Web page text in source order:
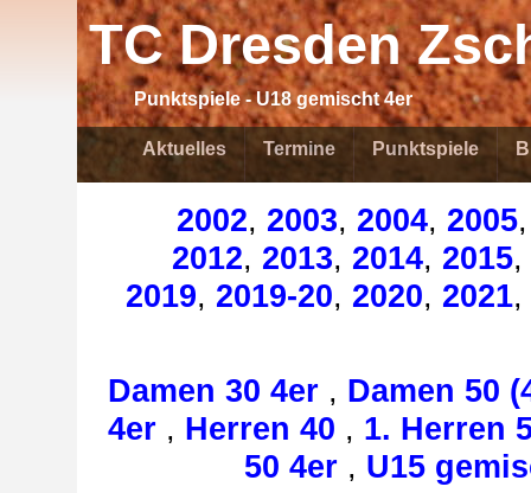
TC Dresden
Punktspiele - U18 gemischt 4er
Aktuelles Termine Punktspiele
2002, 2003, 2004, 2005
2012, 2013, 2014, 2015,
2019, 2019-20, 2020, 2021,
Damen 30 4er, Damen 50
4er , Herren 40 , 1. Herren
50 4er , U15